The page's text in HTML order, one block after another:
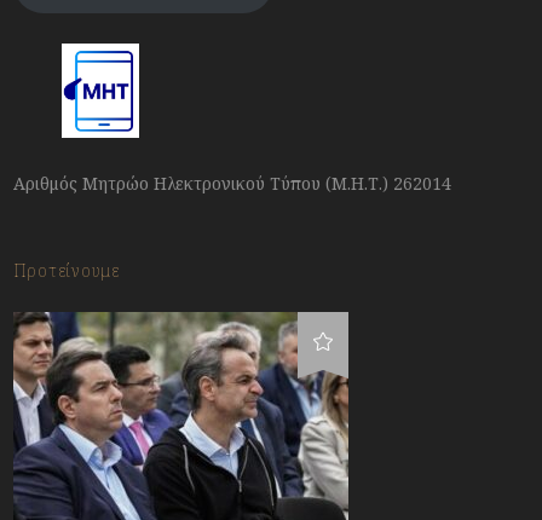
Αριθμός Μητρώο Ηλεκτρονικού Τύπου (Μ.Η.Τ.) 262014
Προτείνουμε